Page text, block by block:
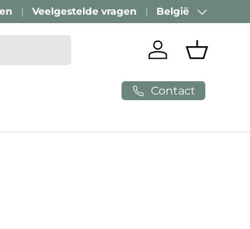
Veelgestelde vragen Land/Regio
België
InloggenMandje
Contact